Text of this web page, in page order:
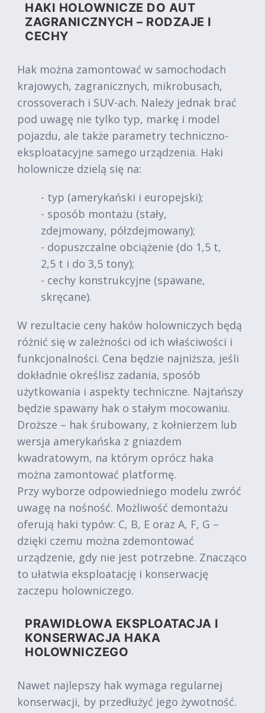
HAKI HOLOWNICZE DO AUT
ZAGRANICZNYCH – RODZAJE I
CECHY
Hak można zamontować w samochodach
krajowych, zagranicznych, mikrobusach,
crossoverach i SUV-ach. Należy jednak brać
pod uwagę nie tylko typ, markę i model
pojazdu, ale także parametry techniczno-
eksploatacyjne samego urządzenia. Haki
holownicze dzielą się na:
- typ (amerykański i europejski);
- sposób montażu (stały,
zdejmowany, półzdejmowany);
- dopuszczalne obciążenie (do 1,5 t,
2,5 t i do 3,5 tony);
- cechy konstrukcyjne (spawane,
skręcane).
W rezultacie ceny haków holowniczych będą
różnić się w zależności od ich właściwości i
funkcjonalności. Cena będzie najniższa, jeśli
dokładnie określisz zadania, sposób
użytkowania i aspekty techniczne. Najtańszy
będzie spawany hak o stałym mocowaniu.
Droższe – hak śrubowany, z kołnierzem lub
wersja amerykańska z gniazdem
kwadratowym, na którym oprócz haka
można zamontować platformę.
Przy wyborze odpowiedniego modelu zwróć
uwagę na nośność. Możliwość demontażu
oferują haki typów: C, B, E oraz A, F, G –
dzięki czemu można zdemontować
urządzenie, gdy nie jest potrzebne. Znacząco
to ułatwia eksploatację i konserwację
zaczepu holowniczego.
PRAWIDŁOWA EKSPLOATACJA I
KONSERWACJA HAKA
HOLOWNICZEGO
Nawet najlepszy hak wymaga regularnej
konserwacji, by przedłużyć jego żywotność.